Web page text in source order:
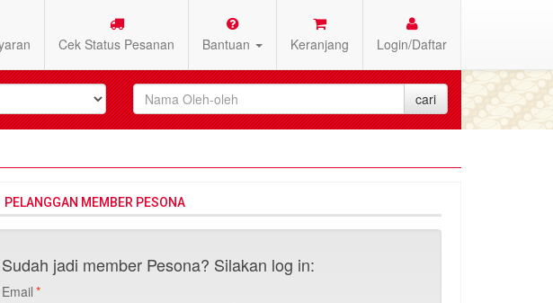
Cek Status Pesanan Bantuan Keranjang Login/Daftar
PELANGGAN MEMBER PESONA
Sudah jadi member Pesona? Silakan log in:
*
Email